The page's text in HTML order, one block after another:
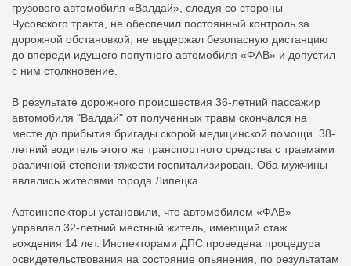
грузового автомобиля «Валдай», следуя со стороны
Чусовского тракта, не обеспечил постоянный контроль за
дорожной обстановкой, не выдержал безопасную дистанцию
до впереди идущего попутного автомобиля «ФАВ» и допустил
с ним столкновение.
В результате дорожного происшествия 36-летний пассажир
автомобиля "Валдай" от полученных травм скончался на
месте до прибытия бригады скорой медицинской помощи. 38-
летний водитель этого же транспортного средства с травмами
различной степени тяжести госпитализирован. Оба мужчины
являлись жителями города Липецка.
Автоинспекторы установили, что автомобилем «ФАВ»
управлял 32-летний местный житель, имеющий стаж
вождения 14 лет. Инспекторами ДПС проведена процедура
освидетельствования на состояние опьянения, по результатам